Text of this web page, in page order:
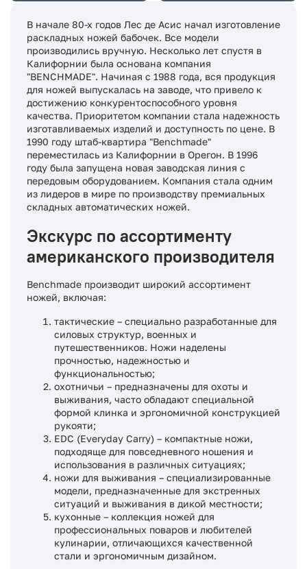
В начале 80-х годов Лес де Асис начал изготовление
раскладных ножей бабочек. Все модели
производились вручную. Несколько лет спустя в
Калифорнии была основана компания
"BENCHMADE". Начиная с 1988 года, вся продукция
для ножей выпускалась на заводе, что привело к
достижению конкурентоспособного уровня
качества. Приоритетом компании стала надежность
изготавливаемых изделий и доступность по цене. В
1990 году штаб-квартира "Benchmade"
переместилась из Калифорнии в Орегон. В 1996
году была запущена новая заводская линия с
передовым оборудованием. Компания стала одним
из лидеров в мире по производству премиальных
складных автоматических ножей.
Экскурс по ассортименту
американского производителя
Benchmade производит широкий ассортимент
ножей, включая:
тактические – специально разработанные для
силовых структур, военных и
путешественников. Ножи наделены
прочностью, надежностью и
функциональностью;
охотничьи – предназначены для охоты и
выживания, часто обладают специальной
формой клинка и эргономичной конструкцией
рукояти;
EDC (Everyday Carry) – компактные ножи,
подходяще для повседневного ношения и
использования в различных ситуациях;
ножи для выживания – специализированные
модели, предназначенные для экстренных
ситуаций и выживания в дикой местности;
кухонные – коллекция ножей для
профессиональных поваров и любителей
кулинарии, отличающихся качественной
стали и эргономичным дизайном.